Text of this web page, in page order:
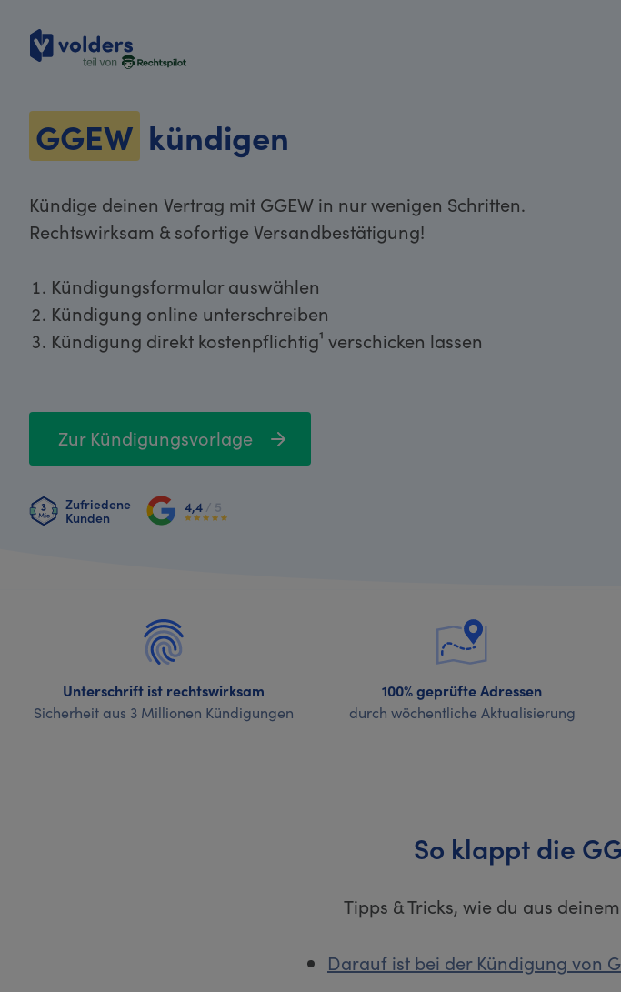
GGEW kündigen
Kündige deinen Vertrag mit GGEW in nur wenigen Schritten.
Rechtswirksam & sofortige Versandbestätigung!
Kündigungsformular auswählen
Kündigung online unterschreiben
Kündigung direkt kostenpflichtig¹ verschicken lassen
Zur Kündigungsvorlage
Zufriedene
Kunden
4,4 / 5
Unterschrift ist rechtswirksam
Sicherheit aus 3 Millionen Kündigungen
100% geprüfte Adressen
durch wöchentliche Aktualisierung
So klappt die
Tipps & Tricks, wie du aus
Darauf ist bei der Kündigung von